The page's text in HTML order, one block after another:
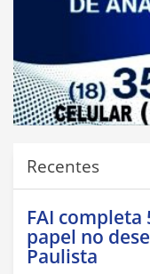
Recentes
FAI completa
papel no
Paulista